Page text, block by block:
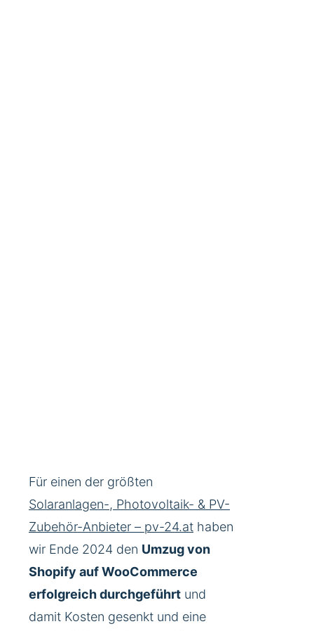
Für einen der größten
Solaranlagen-, Photovoltaik- & PV-
Zubehör-Anbieter – pv-24.at haben
wir Ende 2024 den Umzug von
Shopify auf WooCommerce
erfolgreich durchgeführt und
damit Kosten gesenkt und eine